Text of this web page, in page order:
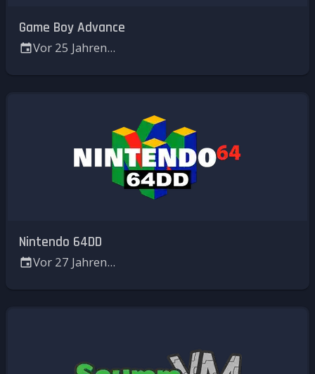
Game Boy Advance
Vor 25 Jahren...
Nintendo 64DD
Vor 27 Jahren...